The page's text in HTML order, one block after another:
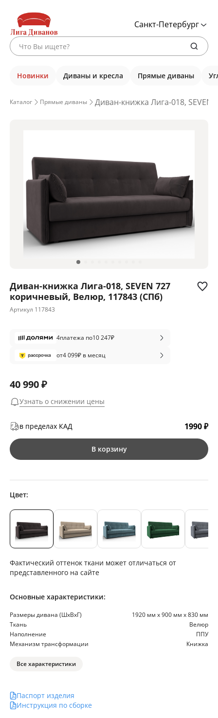
Санкт-Петербург
Новинки Диваны и кресла Прямые диваны
Каталог Прямые диваны Диван-книжка Лига-018,
Диван-книжка Лига-018, SEVEN 727
коричневый, Велюр, 117843 (СПб)
Артикул 117843
4платежа по10 247₽
от4 099₽ в месяц
40 990 ₽
Узнать о снижении цены
в пределах КАД 1990 ₽
В корзину
Цвет:
Фактический оттенок ткани может отличаться от
представленного на сайте
Основные характеристики:
Размеры дивана (ШхВхГ)
1920 мм х 900 мм х 830 мм
Ткань
Велюр
Наполнение
ППУ
Механизм трансформации
Книжка
Все характеристики
Паспорт изделия
Инструкция по сборке